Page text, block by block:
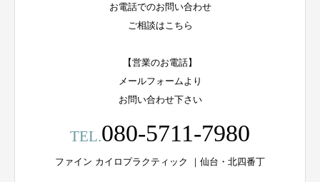
お電話でのお問い合わせ
ご相談はこちら
【営業のお電話】
メールフォームより
お問い合わせ下さい
TEL.080-5711-7980
ファイン カイロプラクティック ｜仙台・北四番丁